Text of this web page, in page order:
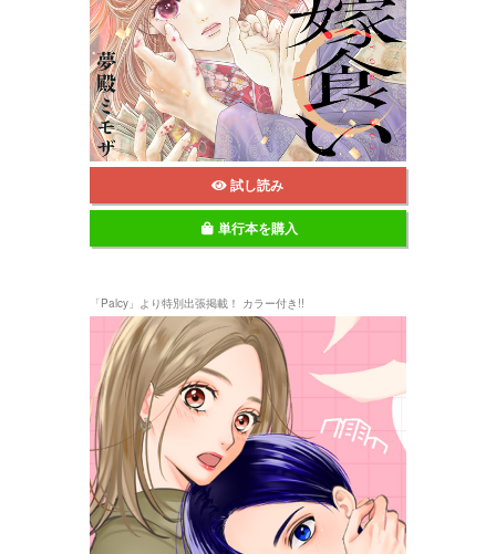
試し読み
単行本を購入
「Palcy」より特別出張掲載！ カラー付き!!